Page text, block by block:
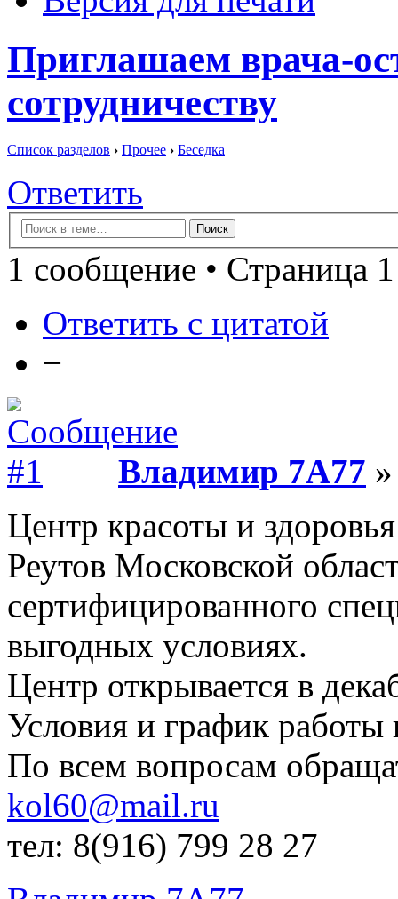
Приглашаем врача-
сотрудничеству
Список разделов › Прочее › Беседка
Ответить
1 сообщение • Страница
Ответить с цитатой
−
Владимир 7А77
Центр красоты и
Реутов Московской
сертифицированного
выгодных условиях.
Центр открывается в
Условия и график работы
По всем вопросам
kol60@mail.ru
тел: 8(916) 799 28 27